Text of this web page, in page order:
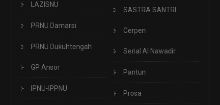
LAZISNU
PRNU Damarsi
PRNU Dukuhtengah
GP Ansor
IPNU-IPPNU
SASTRA SANTRI
Cerpen
Serial Al Nawadir
Pantun
Prosa